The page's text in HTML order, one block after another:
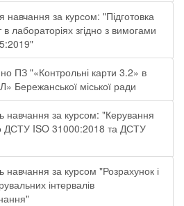
навчання за курсом: "Підготовка
в лабораторіях згідно з вимогами
ПЗ "«Контрольні карти 3.2» в
Бережанської міської ради
навчання за курсом: "Керування
ДСТУ ISO 31000:2018 та ДСТУ
навчання за курсом "Розрахунок і
інтервалів